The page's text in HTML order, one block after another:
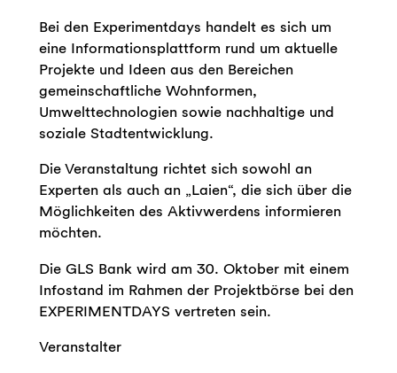
Bei den Experimentdays handelt es sich um
eine Informationsplattform rund um aktuelle
Projekte und Ideen aus den Bereichen
gemeinschaftliche Wohnformen,
Umwelttechnologien sowie nachhaltige und
soziale Stadtentwicklung.
Die Veranstaltung richtet sich sowohl an
Experten als auch an „Laien“, die sich über die
Möglichkeiten des Aktivwerdens informieren
möchten.
Die GLS Bank wird am 30. Oktober mit einem
Infostand im Rahmen der Projektbörse bei den
EXPERIMENTDAYS vertreten sein.
Veranstalter